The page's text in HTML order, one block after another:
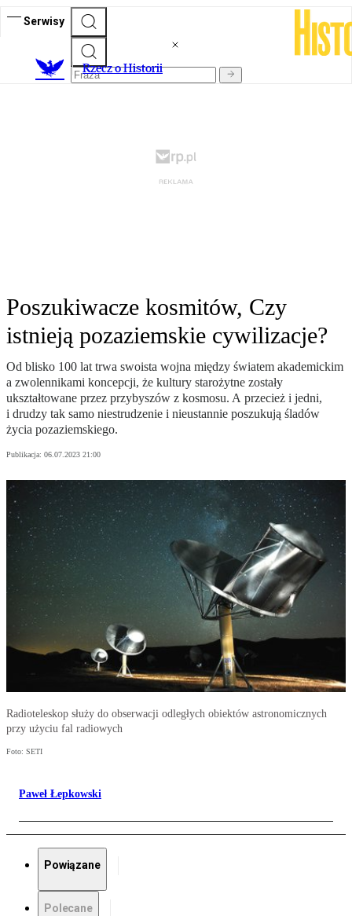
Serwisy
Rzecz o Historii
Poszukiwacze kosmitów, Czy
istnieją pozaziemskie cywilizacje?
Od blisko 100 lat trwa swoista wojna między światem akademickim
a zwolennikami koncepcji, że kultury starożytne zostały
ukształtowane przez przybyszów z kosmosu. A przecież i jedni,
i drudzy tak samo niestrudzenie i nieustannie poszukują śladów
życia pozaziemskiego.
Publikacja: 06.07.2023 21:00
Radioteleskop służy do obserwacji odległych obiektów astronomicznych
przy użyciu fal radiowych
Foto: SETI
Paweł Łepkowski
Powiązane
Polecane